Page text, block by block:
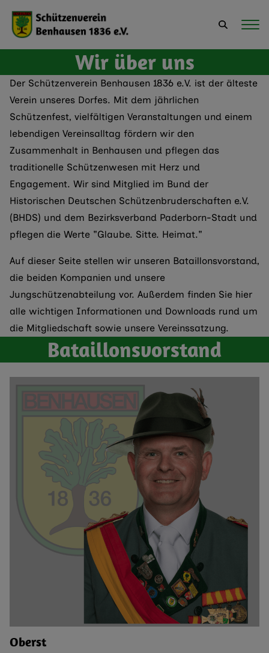
Wir über uns
Der Schützenverein Benhausen 1836 e.V. ist der älteste
Verein unseres Dorfes. Mit dem jährlichen
Schützenfest, vielfältigen Veranstaltungen und einem
lebendigen Vereinsalltag fördern wir den
Zusammenhalt in Benhausen und pflegen das
traditionelle Schützenwesen mit Herz und
Engagement. Wir sind Mitglied im Bund der
Historischen Deutschen Schützenbruderschaften e.V.
(BHDS) und dem Bezirksverband Paderborn-Stadt und
pflegen die Werte "Glaube. Sitte. Heimat."
Auf dieser Seite stellen wir unseren Bataillonsvorstand,
die beiden Kompanien und unsere
Jungschützenabteilung vor. Außerdem finden Sie hier
alle wichtigen Informationen und Downloads rund um
die Mitgliedschaft sowie unsere Vereinssatzung.
Bataillonsvorstand
Oberst